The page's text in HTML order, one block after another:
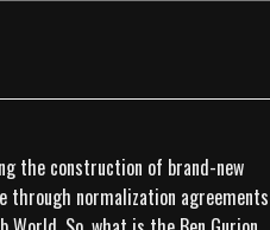
the construction of brand-new
through normalization agreements